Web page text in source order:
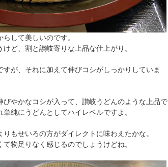
して美しいのです。
ど、割と讃岐寄りな上品な仕上がり。
が、それに加えて伸びコシがしっかりしていま
やかなコシが入って、讃岐うどんのような上品で
純にうどんとしてハイレベルですよ。
もせいろの方がダイレクトに味わえたかな。
物足りなく感じるのでしょうけどね。